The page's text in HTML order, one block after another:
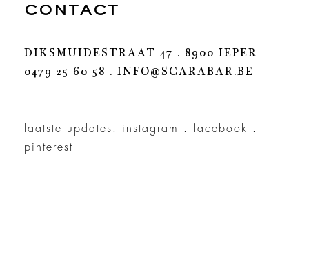
CONTACT
DIKSMUIDESTRAAT 47 . 8900 IEPER
0479 25 60 58 . INFO@SCARABAR.BE
laatste updates: instagram . facebook
.
pinterest